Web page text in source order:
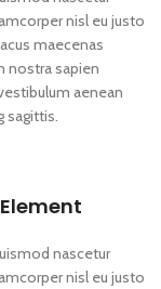
nisl eu justo
maecenas
nostra sapien
aenean
sagittis.
nascetur
nisl eu justo